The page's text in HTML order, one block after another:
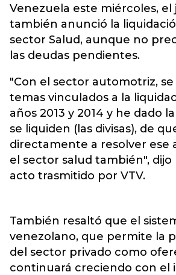
Venezuela este miércoles, el
también anunció la
sector Salud, aunque no
las deudas pendientes.
"Con el sector automotriz,
temas vinculados a la
años 2013 y 2014 y he dado
se liquiden (las divisas), de
directamente a resolver ese
el sector salud también", dijo
acto trasmitido por VTV.
También resaltó que el
venezolano, que permite la
del sector privado como
continuará creciendo con el